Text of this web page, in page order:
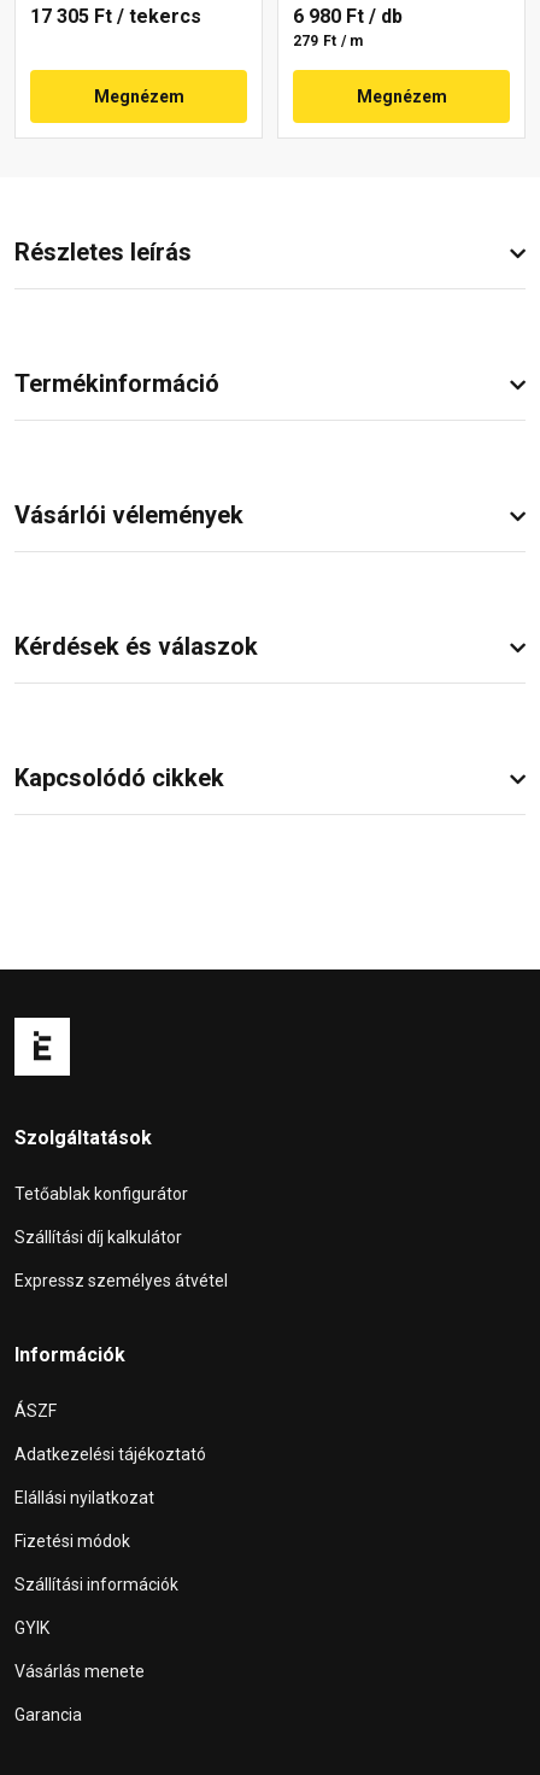
17 305 Ft / tekercs
Megnézem
6 980 Ft / db
279 Ft / m
Megnézem
Részletes leírás
Termékinformáció
Vásárlói vélemények
Kérdések és válaszok
Kapcsolódó cikkek
Szolgáltatások
Tetőablak konfigurátor
Szállítási díj kalkulátor
Expressz személyes átvétel
Információk
ÁSZF
Adatkezelési tájékoztató
Elállási nyilatkozat
Fizetési módok
Szállítási információk
GYIK
Vásárlás menete
Garancia